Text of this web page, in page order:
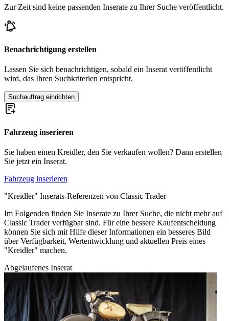
Zur Zeit sind keine passenden Inserate zu Ihrer Suche veröffentlicht.
Benachrichtigung erstellen
Lassen Sie sich benachrichtigen, sobald ein Inserat veröffentlicht
wird, das Ihren Suchkriterien entspricht.
Suchauftrag einrichten
Fahrzeug inserieren
Sie haben einen Kreidler, den Sie verkaufen wollen? Dann erstellen
Sie jetzt ein Inserat.
Fahrzeug inserieren
"Kreidler" Inserats-Referenzen von Classic Trader
Im Folgenden finden Sie Inserate zu Ihrer Suche, die nicht mehr auf
Classic Trader verfügbar sind. Für eine bessere Kaufentscheidung
können Sie sich mit Hilfe dieser Informationen ein besseres Bild
über Verfügbarkeit, Wertentwicklung und aktuellen Preis eines
"Kreidler" machen.
Abgelaufenes Inserat